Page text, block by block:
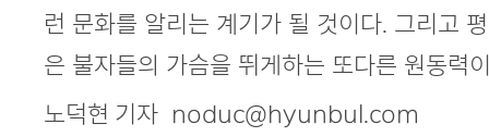
런 문화를 알리는 계기가 될 것이다. 그리고
은 불자들의 가슴을 뛰게하는 또다른 원동력
노덕현 기자 noduc@hyunbul.com